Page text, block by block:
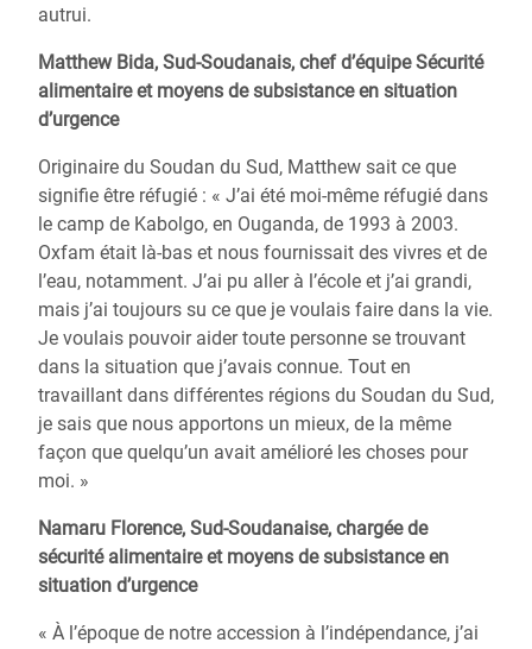
autrui.
Matthew Bida, Sud-Soudanais, chef d’équipe Sécurité
alimentaire et moyens de subsistance en situation
d’urgence
Originaire du Soudan du Sud, Matthew sait ce que
signifie être réfugié : « J’ai été moi-même réfugié dans
le camp de Kabolgo, en Ouganda, de 1993 à 2003.
Oxfam était là-bas et nous fournissait des vivres et de
l’eau, notamment. J’ai pu aller à l’école et j’ai grandi,
mais j’ai toujours su ce que je voulais faire dans la vie.
Je voulais pouvoir aider toute personne se trouvant
dans la situation que j’avais connue. Tout en
travaillant dans différentes régions du Soudan du Sud,
je sais que nous apportons un mieux, de la même
façon que quelqu’un avait amélioré les choses pour
moi. »
Namaru Florence, Sud-Soudanaise, chargée de
sécurité alimentaire et moyens de subsistance en
situation d’urgence
« À l’époque de notre accession à l’indépendance, j’ai